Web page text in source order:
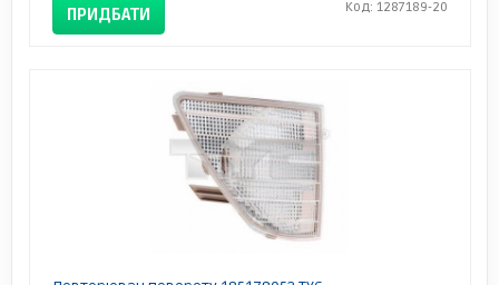
ПРИДБАТИ Код: 1287189-20